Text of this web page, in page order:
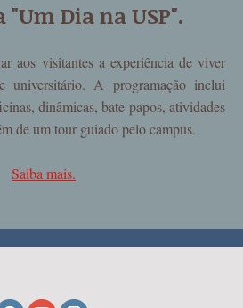
Dia na USP".
aos visitantes a experiência de viver
universitário. A programação inclui
dinâmicas, bate-papos, atividades
de um tour guiado pelo campus.
Saiba mais.